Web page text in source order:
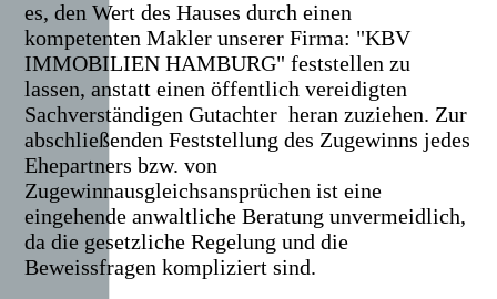
es, den Wert des Hauses durch einen
kompetenten Makler unserer Firma: "KBV
IMMOBILIEN HAMBURG" feststellen zu
lassen, anstatt einen öffentlich vereidigten
Sachverständigen Gutachter heran zuziehen. Zur
abschließenden Feststellung des Zugewinns jedes
Ehepartners bzw. von
Zugewinnausgleichsansprüchen ist eine
eingehende anwaltliche Beratung unvermeidlich,
da die gesetzliche Regelung und die
Beweissfragen kompliziert sind.